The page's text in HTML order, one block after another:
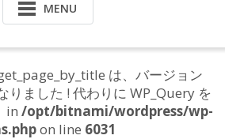
MENU
は、バージョン
りました ! 代わりに WP_Query を
in /opt/bitnami/wordpress/wp-
on line 6031